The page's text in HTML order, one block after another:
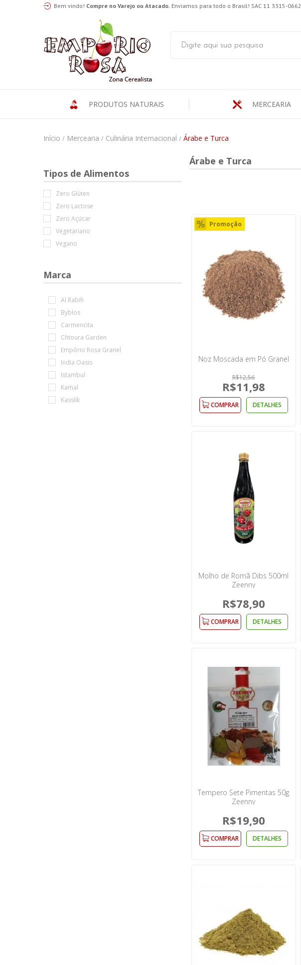
Bem vindo! Compre no Varejo ou Atacado. Enviamos para todo o Brasil! SAC 11 3315-0662
PRODUTOS NATURAIS MERCEARIA
Início / Mercearia / Culinária Internacional / Árabe e Turca
Tipos de Alimentos
Zero Glúten
Zero Lactose
Zero Açúcar
Vegetariano
Vegano
Marca
Al Rabih
Byblos
Carmencita
Chtoura Garden
Empório Rosa Granel
India Oasis
Istambul
Kamal
Kasslik
Árabe e Turca
Promoção
Noz Moscada em Pó Granel
R$12,56
R$11,98
COMPRAR DETALHES
Molho de Romã Dibs 500ml
Zeenny
R$78,90
COMPRAR DETALHES
Tempero Sete Pimentas 50g
Zeenny
R$19,90
COMPRAR DETALHES